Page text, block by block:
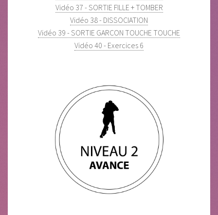
Vidéo 37 - SORTIE FILLE + TOMBER
Vidéo 38 - DISSOCIATION
Vidéo 39 - SORTIE GARCON TOUCHE TOUCHE
Vidéo 40 - Exercices 6